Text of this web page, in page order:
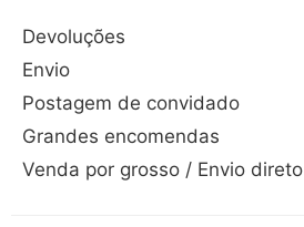
Devoluções
Envio
Postagem de convidado
Grandes encomendas
Venda por grosso / Envio direto